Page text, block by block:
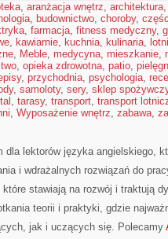
, aranżacja wnętrz, architektura
, budownictwo, choroby,
, farmacja, fitness medyczny,
, kawiarnie, kuchnia, kulinaria,
, Meble, medycyna, mieszkanie,
, opieka zdrowotna, patio,
, przychodnia, psychologia,
, samoloty, sery, sklep
, tarasy, transport, transport
, Wyposażenie wnętrz, zabawa,
dla lektorów języka angielskiego,
i wdrażalnych rozwiązań do
stawiają na rozwój i traktują
teorii i praktyki, gdzie
jak i uczących się. Polecamy